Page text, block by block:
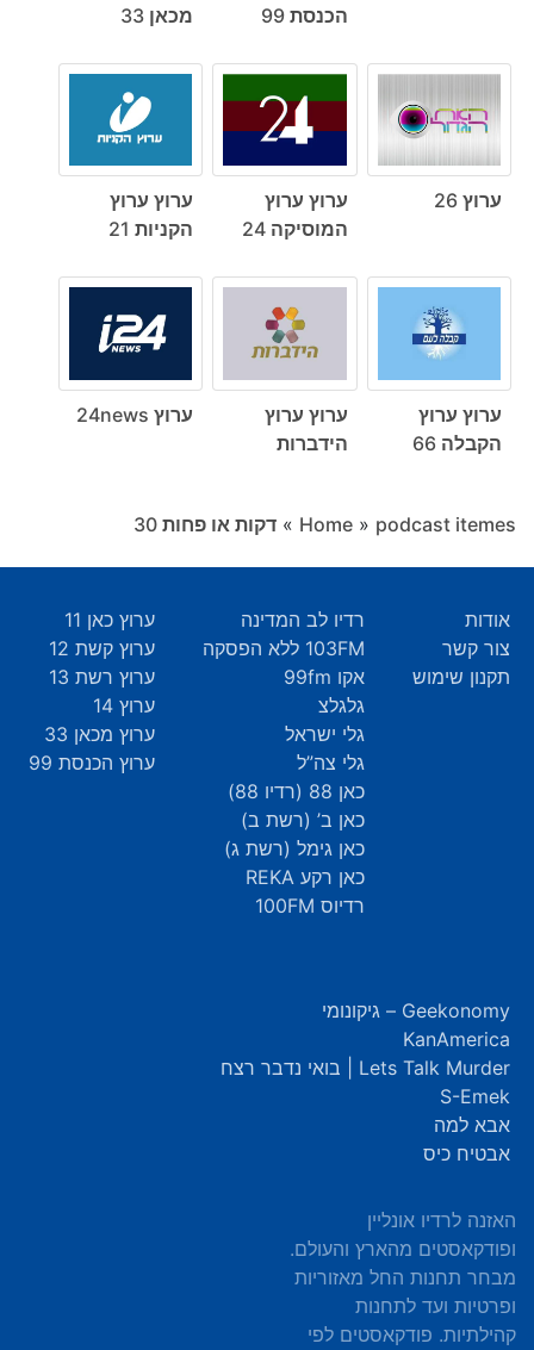
הכנסת 99
מכאן 33
ערוץ 26
ערוץ ערוץ
המוסיקה 24
ערוץ ערוץ
הקניות 21
ערוץ ערוץ
הקבלה 66
ערוץ ערוץ
הידברות
ערוץ 24news
Home » podcast itemes
» דקות או פחות ‎30
אודות
צור קשר
תקנון שימוש
רדיו לב המדינה
103FM ללא הפסקה
אקו 99fm
גלגלצ
גלי ישראל
גלי צה”ל
כאן 88 (רדיו 88)
כאן ב’ (רשת ב)
כאן גימל (רשת ג)
כאן רקע REKA
רדיוס 100FM
ערוץ כאן 11
ערוץ קשת 12
ערוץ רשת 13
ערוץ 14
ערוץ מכאן 33
ערוץ הכנסת 99
Geekonomy – גיקונומי
KanAmerica
Lets Talk Murder | בואי נדבר רצח
S-Emek
אבא למה
אבטיח כיס
האזנה לרדיו אונליין
ופודקאסטים מהארץ והעולם.
מבחר תחנות החל מאזוריות
ופרטיות ועד לתחנות
קהילתיות. פודקאסטים לפי